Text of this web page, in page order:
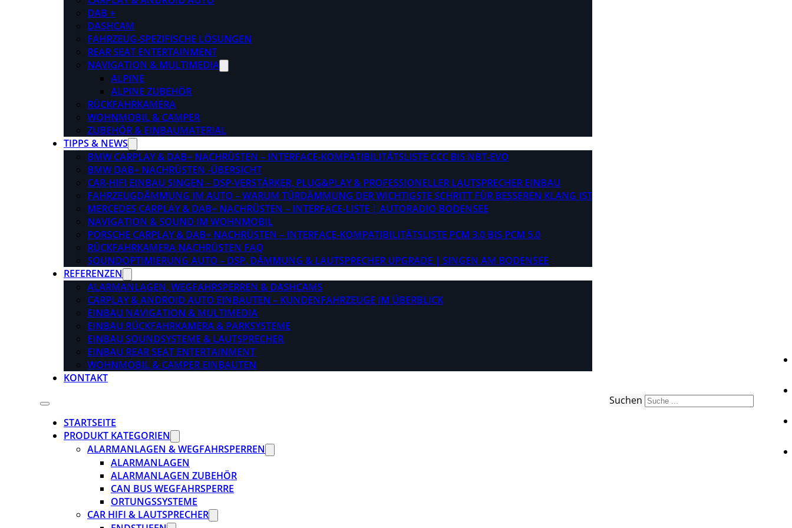
DAB +
DASHCAM
FAHRZEUG-SPEZIFISCHE LÖSUNGEN
REAR SEAT ENTERTAINMENT
NAVIGATION & MULTIMEDIA
ALPINE
ALPINE ZUBEHÖR
RÜCKFAHRKAMERA
WOHNMOBIL & CAMPER
ZUBEHÖR & EINBAUMATERIAL
TIPPS & NEWS
BMW CARPLAY & DAB+ NACHRÜSTEN – INTERFACE-KOMPATIBILITÄTSLISTE CCC BIS NBT-EVO
BMW DAB+ NACHRÜSTEN -ÜBERSICHT
CAR-HIFI EINBAU SINGEN – DSP-VERSTÄRKER, PLUG&PLAY & PROFESSIONELLER LAUTSPRECHER EINBAU
FAHRZEUGDÄMMUNG IM AUTO – WARUM TÜRDÄMMUNG DER WICHTIGSTE SCHRITT FÜR BESSEREN KLANG IST
MERCEDES CARPLAY & DAB+ NACHRÜSTEN – INTERFACE-LISTE | AUTORADIO BODENSEE
NAVIGATION & SOUND IM WOHNMOBIL
PORSCHE CARPLAY & DAB+ NACHRÜSTEN – INTERFACE-KOMPATIBILITÄTSLISTE PCM 3.0 BIS PCM 5.0
RÜCKFAHRKAMERA NACHRÜSTEN FAQ
SOUNDOPTIMIERUNG AUTO – DSP, DÄMMUNG & LAUTSPRECHER UPGRADE | SINGEN AM BODENSEE
REFERENZEN
ALARMANLAGEN, WEGFAHRSPERREN & DASHCAMS
CARPLAY & ANDROID AUTO EINBAUTEN – KUNDENFAHRZEUGE IM ÜBERBLICK
EINBAU NAVIGATION & MULTIMEDIA
EINBAU RÜCKFAHRKAMERA & PARKSYSTEME
EINBAU SOUNDSYSTEME & LAUTSPRECHER
EINBAU REAR SEAT ENTERTAINMENT
WOHNMOBIL & CAMPER EINBAUTEN
KONTAKT
STARTSEITE
PRODUKT KATEGORIEN
ALARMANLAGEN & WEGFAHRSPERREN
ALARMANLAGEN
ALARMANLAGEN ZUBEHÖR
CAN BUS WEGFAHRSPERRE
ORTUNGSSYSTEME
CAR HIFI & LAUTSPRECHER
Suchen